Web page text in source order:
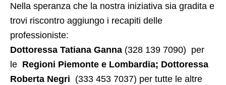
Nella speranza che la nostra iniziativa sia gradita e
trovi riscontro aggiungo i recapiti delle
professioniste:
Dottoressa Tatiana Ganna (328 139 7090) per
le Regioni Piemonte e Lombardia; Dottoressa
Roberta Negri (333 453 7037) per tutte le altre